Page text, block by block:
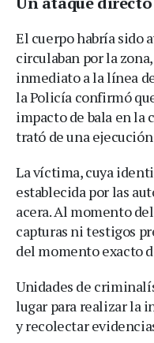
El cuerpo habría sido
circulaban por la
inmediato a la línea
la Policía confirmó
impacto de bala en la
trató de una
La víctima, cuya
establecida por las
acera. Al momento
capturas ni testigos
del momento exacto
Unidades de
lugar para realizar la
y recolectar